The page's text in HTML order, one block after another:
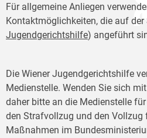
Für allgemeine Anliegen
Kontaktmöglichkeiten, die auf der
Jugendgerichtshilfe) angeführt
Die Wiener Jugendgerichtshilfe
Medienstelle. Wenden Sie sich
daher bitte an die Medienstelle
den Strafvollzug und den Vollzug
Maßnahmen im